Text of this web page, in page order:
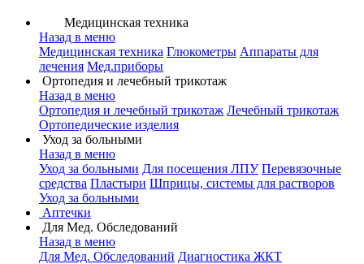
Медицинская техника
Назад в меню
Медицинская техника Глюкометры Аппараты для
лечения Мед.приборы
Ортопедия и лечебный трикотаж
Назад в меню
Ортопедия и лечебный трикотаж Лечебный трикотаж
Ортопедические изделия
Уход за больными
Назад в меню
Уход за больными Для посещения ЛПУ Перевязочные
средства Пластыри Шприцы, системы для растворов
Уход за больными
Аптечки
Для Мед. Обследований
Назад в меню
Для Мед. Обследований Диагностика ЖКТ